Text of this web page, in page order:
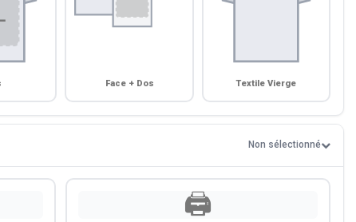
Face + Dos Textile Vierge
Non sélectionné
🖨️